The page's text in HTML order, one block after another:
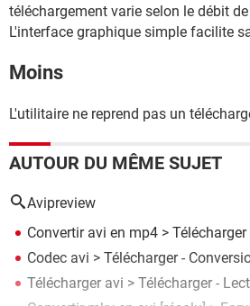
téléchargement varie selon le débit
L'interface graphique simple facilite
Moins
L'utilitaire ne reprend pas un
AUTOUR DU MÊME SUJET
Avipreview
Convertir avi en mp4 >
Codec avi > Télécharger -
Télécharger avi > Télécharger -